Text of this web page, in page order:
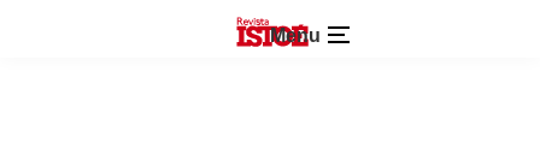
Menu